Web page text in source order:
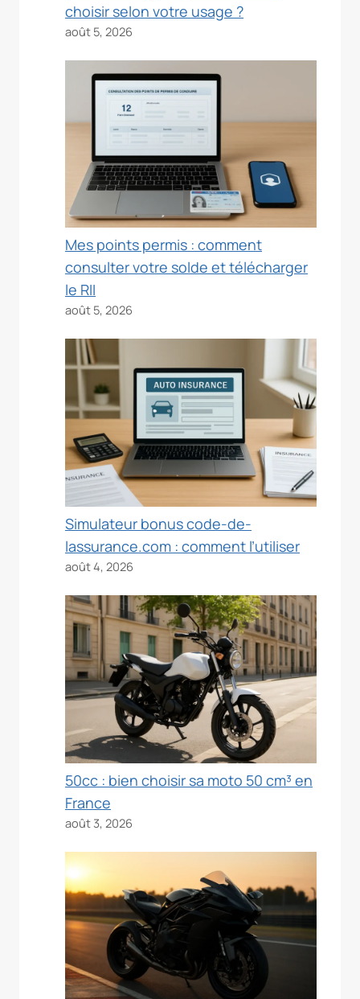
choisir selon votre usage ?
août 5, 2026
Mes points permis : comment
consulter votre solde et télécharger
le RII
août 5, 2026
Simulateur bonus code-de-
lassurance.com : comment l’utiliser
août 4, 2026
50cc : bien choisir sa moto 50 cm³ en
France
août 3, 2026